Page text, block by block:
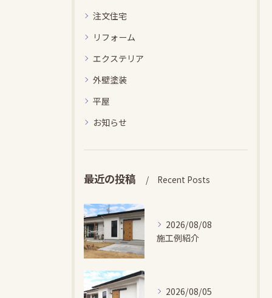
注文住宅
リフォーム
エクステリア
外壁塗装
平屋
お知らせ
最近の投稿 Recent Posts
2026/08/08
施工例紹介
2026/08/05